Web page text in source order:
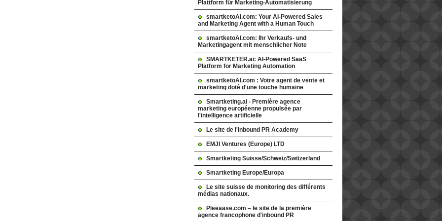
Plattform für Marketing-Automatisierung
smartketoAI.com: Your AI-Powered Sales
and Marketing Agent with a Human Touch
smartketoAI.com: Ihr Verkaufs- und
Marketingagent mit menschlicher Note
SMARTKETER.ai: AI-Powered SaaS
Platform for Marketing Automation
smartketoAI.com : Votre agent de vente et
marketing doté d'une touche humaine
Smartketing.ai - Première agence
marketing européenne propulsée par
l'intelligence artificielle
Le site de l'Inbound PR Academy
EMJI Ventures (Europe) LTD
Smartketing Suisse/Schweiz/Switzerland
Smartketing Europe/Europa
Le site suisse de monitoring des différents
médias nationaux.
Pleeaase.com – le site de la première
agence francophone d'inbound PR